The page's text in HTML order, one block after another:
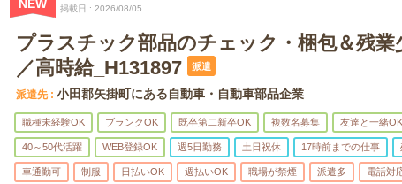
NEW 掲載日 2026/08/05
プラスチック部品のチェック・梱包＆残業
／高時給_H131897
派遣
派遣先 小田郡矢掛町にある自動車・自動車部品企業
職種未経験OK ブランクOK 既卒第二新卒OK 複数名募集 友達と一緒OK
40～50代活躍 WEB登録OK 週5日勤務 土日祝休 17時前までの仕事
車通勤可 制服 日払いOK 週払いOK 職場が禁煙 派遣多 電話対